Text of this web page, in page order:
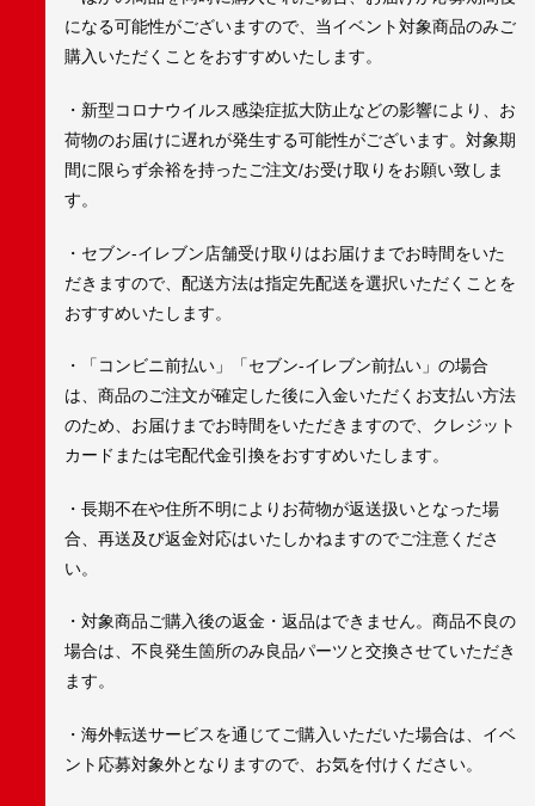
になる可能性がございますので、当イベント対象商品のみご
購入いただくことをおすすめいたします。
・新型コロナウイルス感染症拡大防止などの影響により、お
荷物のお届けに遅れが発生する可能性がございます。対象期
間に限らず余裕を持ったご注文/お受け取りをお願い致しま
す。
・セブン-イレブン店舗受け取りはお届けまでお時間をいた
だきますので、配送方法は指定先配送を選択いただくことを
おすすめいたします。
・「コンビニ前払い」「セブン-イレブン前払い」の場合
は、商品のご注文が確定した後に入金いただくお支払い方法
のため、お届けまでお時間をいただきますので、クレジット
カードまたは宅配代金引換をおすすめいたします。
・長期不在や住所不明によりお荷物が返送扱いとなった場
合、再送及び返金対応はいたしかねますのでご注意くださ
い。
・対象商品ご購入後の返金・返品はできません。商品不良の
場合は、不良発生箇所のみ良品パーツと交換させていただき
ます。
・海外転送サービスを通じてご購入いただいた場合は、イベ
ント応募対象外となりますので、お気を付けください。